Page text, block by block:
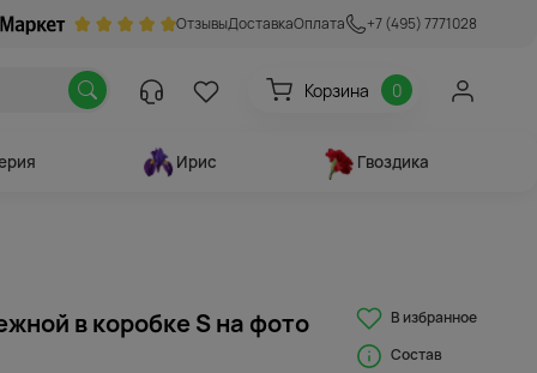
ОтзывыДоставкаОплата +7 (495) 7771028
Корзина 0
Ирис Гвоздика
в коробке S на фото
В избранное
Состав